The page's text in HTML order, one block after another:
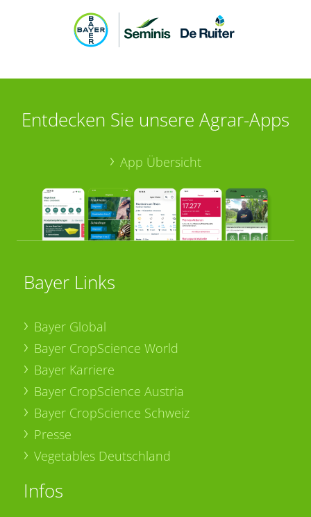
Entdecken Sie unsere Agrar-Apps
App Übersicht
Bayer Links
Bayer Global
Bayer CropScience World
Bayer Karriere
Bayer CropScience Austria
Bayer CropScience Schweiz
Presse
Vegetables Deutschland
Infos